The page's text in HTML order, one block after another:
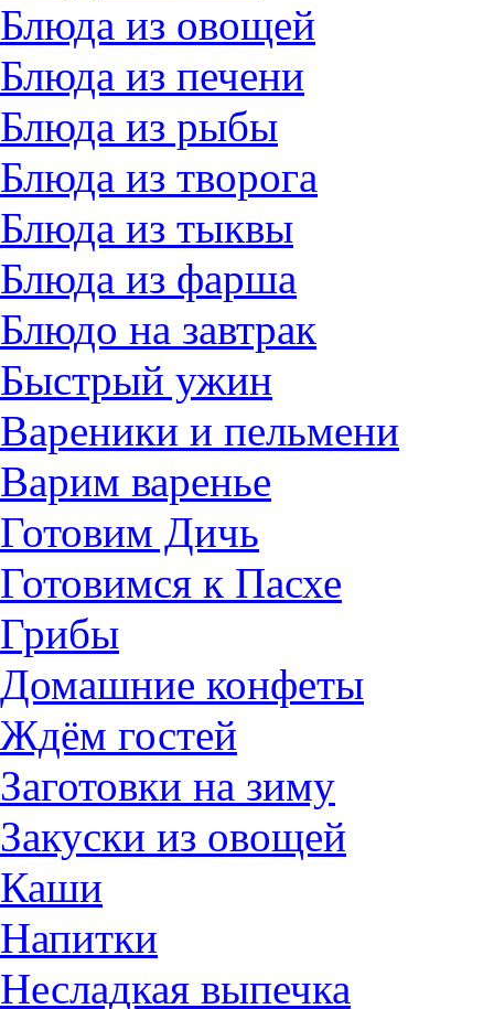
Блюда из овощей
Блюда из печени
Блюда из рыбы
Блюда из творога
Блюда из тыквы
Блюда из фарша
Блюдо на завтрак
Быстрый ужин
Вареники и пельмени
Варим варенье
Готовим Дичь
Готовимся к Пасхе
Грибы
Домашние конфеты
Ждём гостей
Заготовки на зиму
Закуски из овощей
Каши
Напитки
Несладкая выпечка